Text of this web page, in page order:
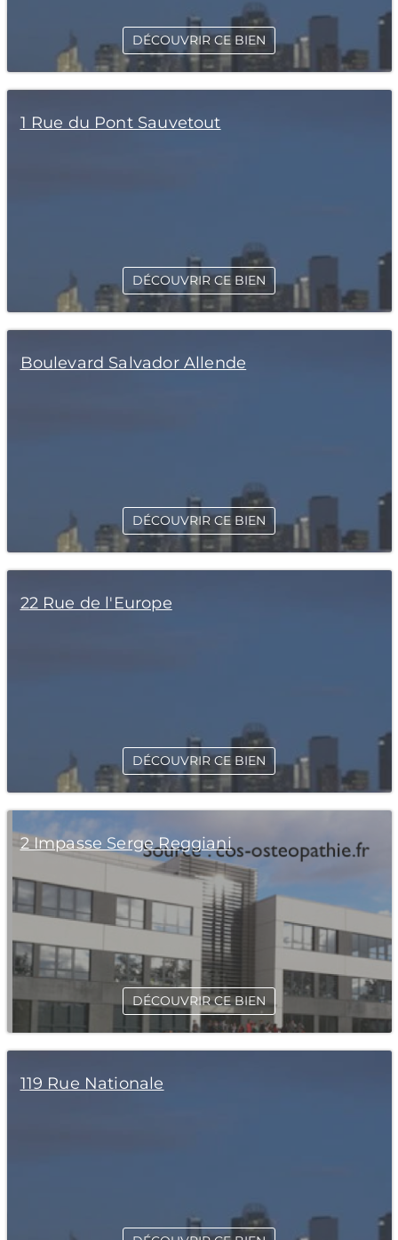
DÉCOUVRIR CE BIEN
1 Rue du Pont Sauvetout
DÉCOUVRIR CE BIEN
Boulevard Salvador Allende
DÉCOUVRIR CE BIEN
22 Rue de l'Europe
DÉCOUVRIR CE BIEN
2 Impasse Serge Reggiani
DÉCOUVRIR CE BIEN
119 Rue Nationale